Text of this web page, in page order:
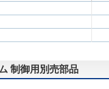
制御用別売部品